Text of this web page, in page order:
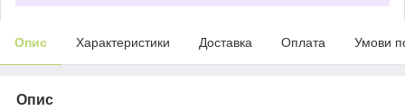
Опис Характеристики Доставка Оплата Умови
Опис